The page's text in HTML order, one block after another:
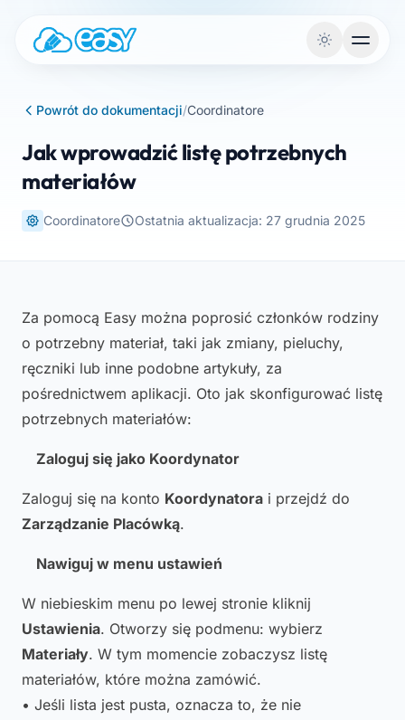
Powrót do dokumentacji/Coordinatore
Jak wprowadzić listę potrzebnych
materiałów
Coordinatore Ostatnia aktualizacja: 27 grudnia 2025
Za pomocą Easy można poprosić członków rodziny
o potrzebny materiał, taki jak zmiany, pieluchy,
ręczniki lub inne podobne artykuły, za
pośrednictwem aplikacji. Oto jak skonfigurować listę
potrzebnych materiałów:
Zaloguj się jako Koordynator
Zaloguj się na konto Koordynatora i przejdź do
Zarządzanie Placówką.
Nawiguj w menu ustawień
W niebieskim menu po lewej stronie kliknij
Ustawienia. Otworzy się podmenu: wybierz
Materiały. W tym momencie zobaczysz listę
materiałów, które można zamówić.
• Jeśli lista jest pusta, oznacza to, że nie